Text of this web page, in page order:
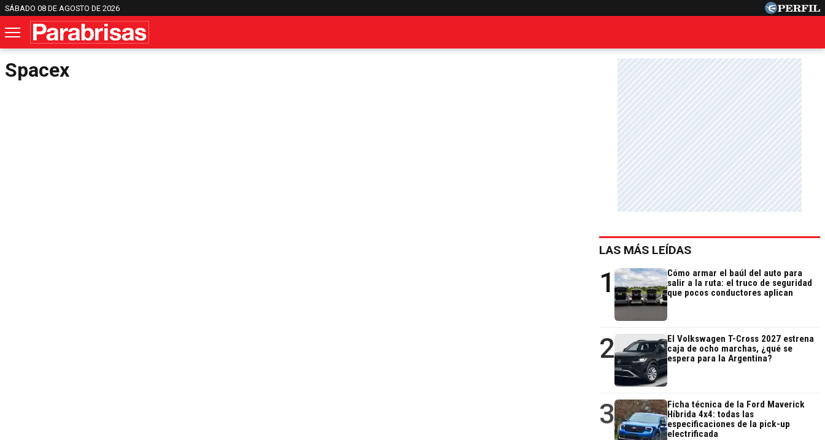
SÁBADO 08 DE AGOSTO DE 2026
Spacex
LAS MÁS LEÍDAS
1
Cómo armar el baúl del auto para
salir a la ruta: el truco de seguridad
que pocos conductores aplican
2
El Volkswagen T-Cross 2027 estrena
caja de ocho marchas, ¿qué se
espera para la Argentina?
3
Ficha técnica de la Ford Maverick
Híbrida 4x4: todas las
especificaciones de la pick-up
electrificada